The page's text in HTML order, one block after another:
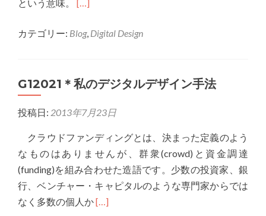
ン
手
という意味。
about
の
ジ
デ
イ
[…]
カテゴリー: Blog, Digital Design
G12021＊私のデジタルデザイン手法
投稿日: 2013年7月23日
クラウドファンディングとは、決まった定義のよう
なものはありませんが、群衆(crowd)と資金調達
(funding)を組み合わせた造語です。少数の投資家、銀
行、ベンチャー・キャピタルのような専門家からでは
なく多数の個人かRead
[…]